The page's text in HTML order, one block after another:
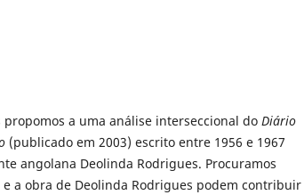
a uma análise interseccional do Diário
(publicado em 2003) escrito entre 1956 e 1967
angolana Deolinda Rodrigues. Procuramos
a obra de Deolinda Rodrigues podem contribuir